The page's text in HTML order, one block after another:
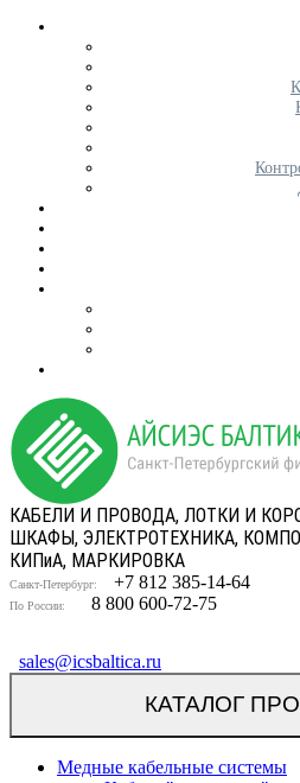
КАБЕЛИ И ПРОВОДА, ЛОТКИ И
ШКАФЫ, ЭЛЕКТРОТЕХНИКА,
КИПиА, МАРКИРОВКА
Санкт-Петербург: +7 812 385-14-64
По России: 8 800 600-72-75
sales@icsbaltica.ru
КАТАЛОГ
Медные кабельные системы